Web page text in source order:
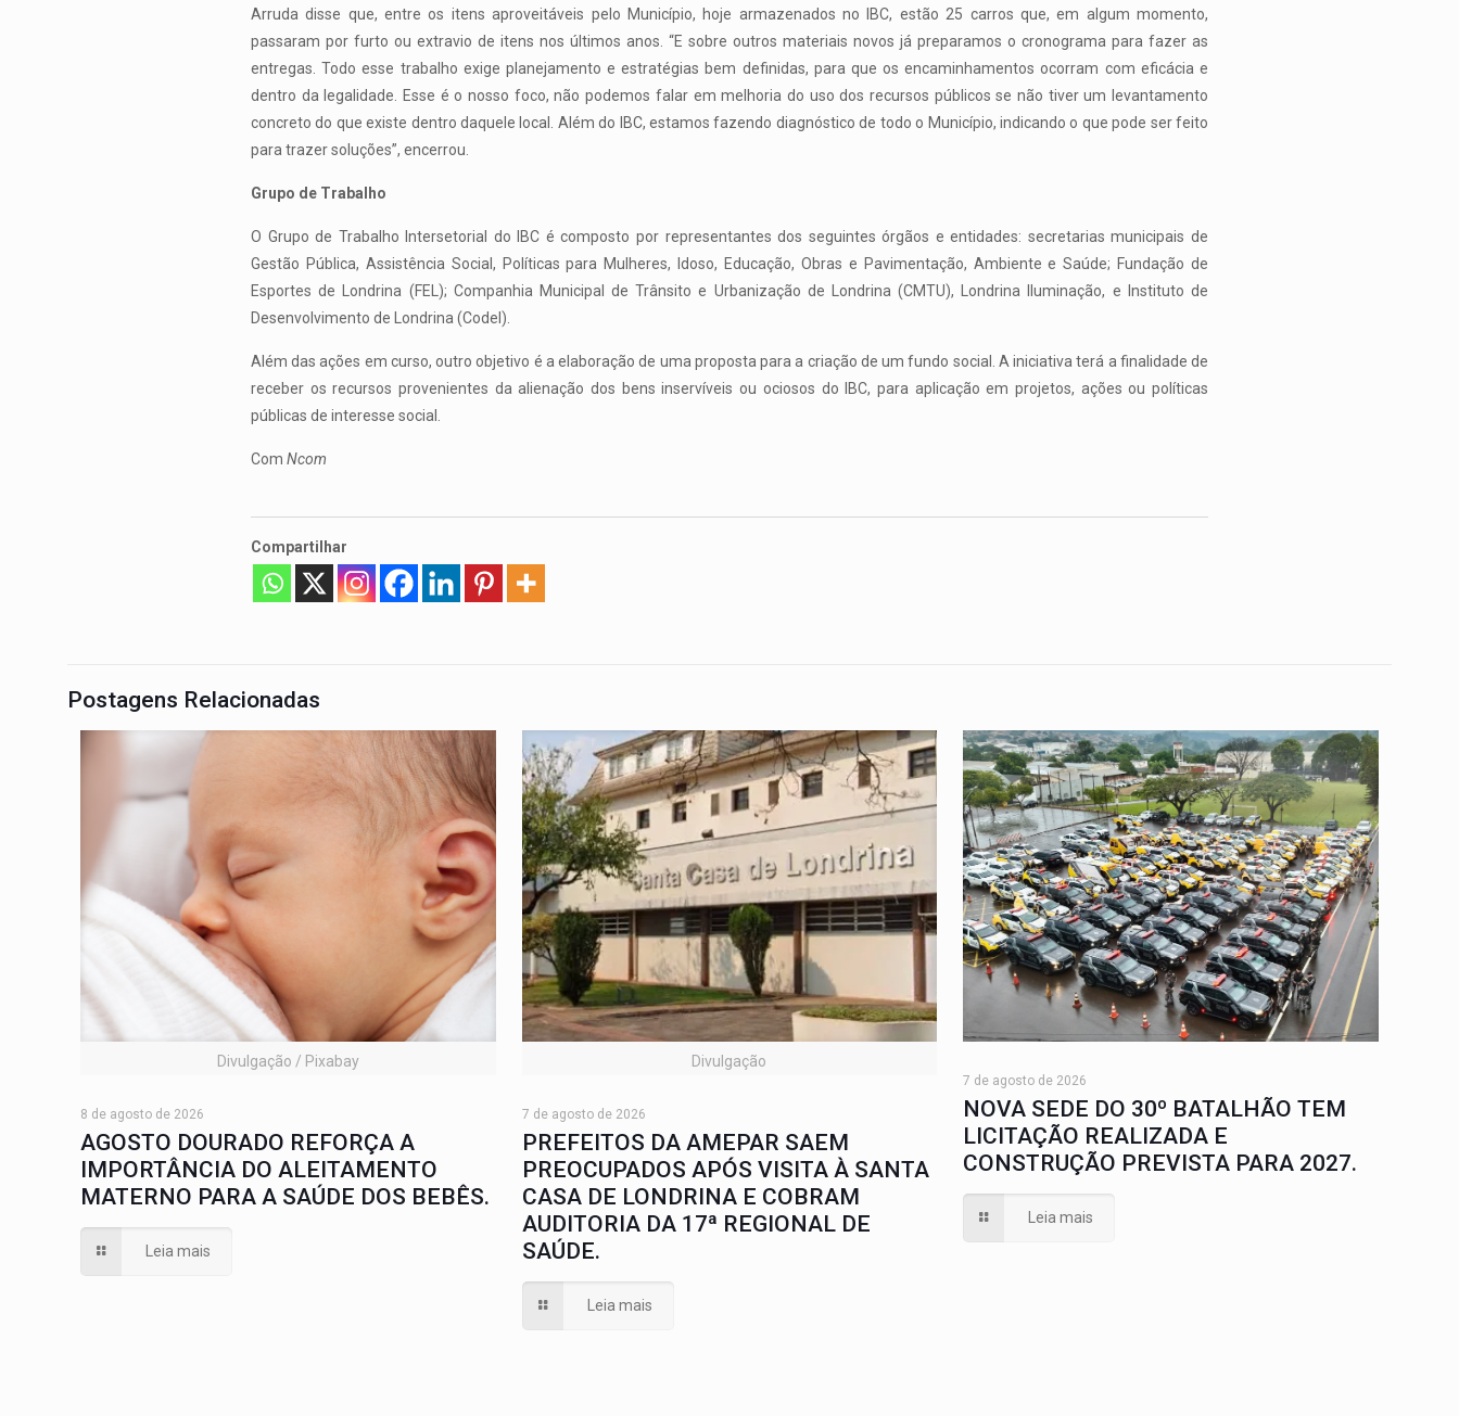
Arruda disse que, entre os itens aproveitáveis pelo Município, hoje armazenados no IBC, estão 25 carros que, em algum momento,
passaram por furto ou extravio de itens nos últimos anos. “E sobre outros materiais novos já preparamos o cronograma para fazer as
entregas. Todo esse trabalho exige planejamento e estratégias bem definidas, para que os encaminhamentos ocorram com eficácia e
dentro da legalidade. Esse é o nosso foco, não podemos falar em melhoria do uso dos recursos públicos se não tiver um levantamento
concreto do que existe dentro daquele local. Além do IBC, estamos fazendo diagnóstico de todo o Município, indicando o que pode ser feito
para trazer soluções”, encerrou.
Grupo de Trabalho
O Grupo de Trabalho Intersetorial do IBC é composto por representantes dos seguintes órgãos e entidades: secretarias municipais de
Gestão Pública, Assistência Social, Políticas para Mulheres, Idoso, Educação, Obras e Pavimentação, Ambiente e Saúde; Fundação de
Esportes de Londrina (FEL); Companhia Municipal de Trânsito e Urbanização de Londrina (CMTU), Londrina Iluminação, e Instituto de
Desenvolvimento de Londrina (Codel).
Além das ações em curso, outro objetivo é a elaboração de uma proposta para a criação de um fundo social. A iniciativa terá a finalidade de
receber os recursos provenientes da alienação dos bens inservíveis ou ociosos do IBC, para aplicação em projetos, ações ou políticas
públicas de interesse social.
Com Ncom
Compartilhar
Postagens Relacionadas
Divulgação / Pixabay
8 de agosto de 2026
AGOSTO DOURADO REFORÇA A
IMPORTÂNCIA DO ALEITAMENTO
MATERNO PARA A SAÚDE DOS BEBÊS.
Leia mais
Divulgação
7 de agosto de 2026
PREFEITOS DA AMEPAR SAEM
PREOCUPADOS APÓS VISITA À SANTA
CASA DE LONDRINA E COBRAM
AUDITORIA DA 17ª REGIONAL DE
SAÚDE.
Leia mais
7 de agosto de 2026
NOVA SEDE DO 30º BATALHÃO TEM
LICITAÇÃO REALIZADA E
CONSTRUÇÃO PREVISTA PARA 2027.
Leia mais